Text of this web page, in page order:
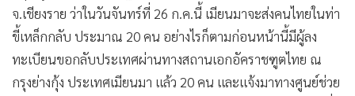
จ.เชียงราย ว่าในวันจันทร์ที่ 26 ก.ค.นี้ เมียนมาจะส่งคนไทยในท่า
ขี้เหล็กกลับ ประมาณ 20 คน อย่างไรก็ตามก่อนหน้านี้มีผู้ลง
ทะเบียนขอกลับประเทศผ่านทางสถานเอกอัคราชฑูตไทย ณ
กรุงย่างกุ้ง ประเทศเมียนมา แล้ว 20 คน และแจ้งมาทางศูนย์ช่วย